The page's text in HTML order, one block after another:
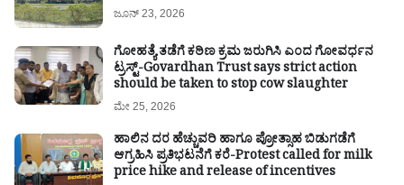
ಜೂನ್ 23, 2026
ಗೋಹತ್ಯೆ ತಡೆಗೆ ಕಠಿಣ ಕ್ರಮ ಜರುಗಿಸಿ ಎಂದ ಗೋವರ್ಧನ
ಟ್ರಸ್ಟ್-Govardhan Trust says strict action
should be taken to stop cow slaughter
ಮೇ 25, 2026
ಹಾಲಿನ ದರ ಹೆಚ್ಚುವರಿ ಹಾಗೂ ಪ್ರೋತ್ಸಾಹ ಬಿಡುಗಡೆಗೆ
ಆಗ್ರಹಿಸಿ ಪ್ರತಿಭಟನೆಗೆ ಕರೆ-Protest called for milk
price hike and release of incentives